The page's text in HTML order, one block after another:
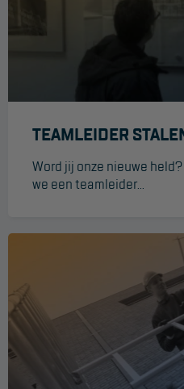
Harnas gordels
Verbindingsmiddelen
Anker middelen
Reddingsmiddelen
ACTIES
VERHUUR
Rolsteigers
TEAMLEIDER
Word jij onze nieuwe
we een teamleider...